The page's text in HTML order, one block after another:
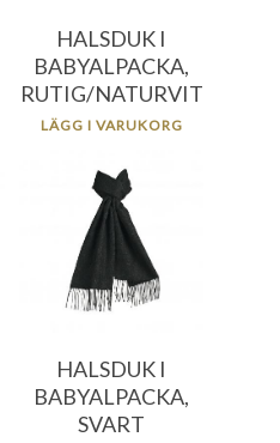
HALSDUK I
BABYALPACKA,
RUTIG/NATURVIT
LÄGG I VARUKORG
476.00
HALSDUK I
BABYALPACKA,
SVART